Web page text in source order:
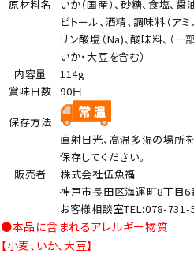
原材料名
いか（国産）、砂糖、食塩、醤
ビトール、酒精、調味料（アミ
リン酸塩（Na)、酸味料、（一
いか・大豆を含む）
内容量
114g
賞味日数 90日
保存方法
直射日光、高温多湿の場所を
保存してください。
販売者
株式会社伍魚福
神戸市長田区海運町8丁目6
お客様相談室TEL:078-731-
●本品に含まれるアレルギー物質
【小麦、いか、大豆】